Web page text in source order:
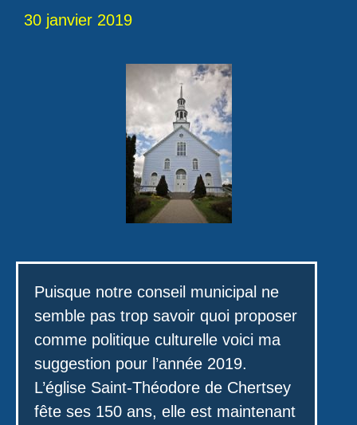
30 janvier 2019
Puisque notre conseil municipal ne
semble pas trop savoir quoi proposer
comme politique culturelle voici ma
suggestion pour l’année 2019.
L’église Saint-Théodore de Chertsey
fête ses 150 ans, elle est maintenant